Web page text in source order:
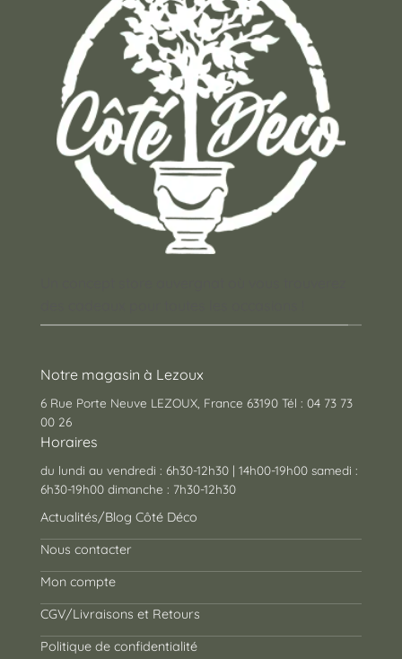
Notre magasin à Lezoux
6 Rue Porte Neuve LEZOUX, France 63190 Tél : 04 73 73
00 26
Horaires
du lundi au vendredi : 6h30-12h30 | 14h00-19h00 samedi :
6h30-19h00 dimanche : 7h30-12h30
Actualités/Blog Côté Déco
Nous contacter
Mon compte
CGV/Livraisons et Retours
Politique de confidentialité